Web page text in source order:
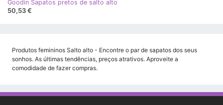
Goodin Sapatos pretos de salto alto
50,53 €
Produtos femininos Salto alto - Encontre o par de sapatos dos seus
sonhos. As últimas tendências, preços atrativos. Aproveite a
comodidade de fazer compras.